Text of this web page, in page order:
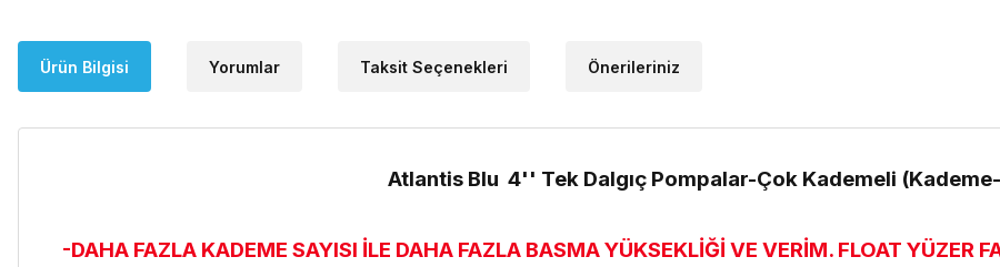
Ürün Bilgisi Yorumlar Taksit Seçenekleri Önerileriniz
Atlantis Blu 4'' Tek Dalgıç Pompalar-Çok Kademeli
-DAHA FAZLA KADEME SAYISI İLE DAHA FAZLA BASMA YÜKSEKLİĞİ VE VERİM. FLOAT YÜZER